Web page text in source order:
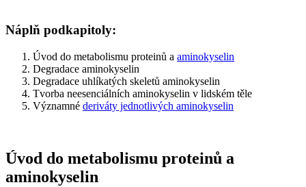
Náplň podkapitoly:
Úvod do metabolismu proteinů a aminokyselin
Degradace aminokyselin
Degradace uhlíkatých skeletů aminokyselin
Tvorba neesenciálních aminokyselin v lidském těle
Významné deriváty jednotlivých aminokyselin
Úvod do metabolismu proteinů a
aminokyselin